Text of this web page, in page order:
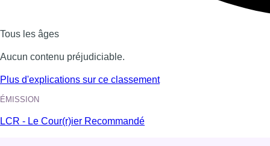
Tous les âges
Aucun contenu préjudiciable.
Plus d'explications sur ce classement
ÉMISSION
LCR - Le Cour(r)ier Recommandé